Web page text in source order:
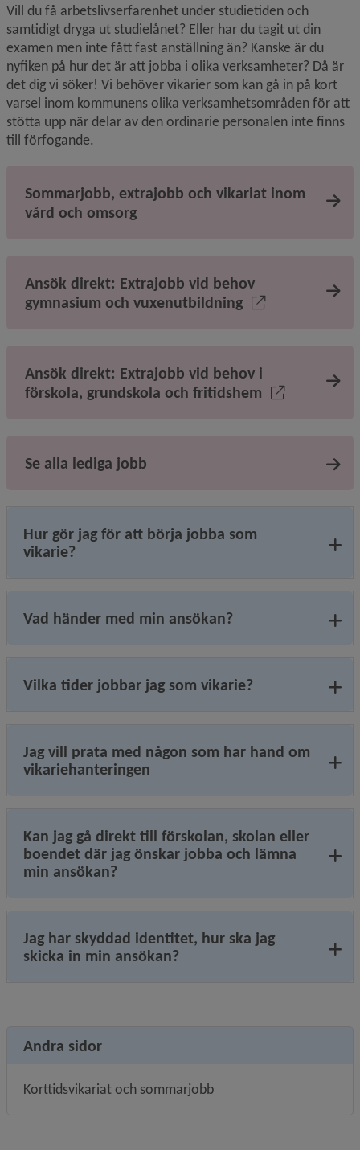
Vill du få arbetslivserfarenhet under studietiden och
samtidigt dryga ut studielånet? Eller har du tagit ut din
examen men inte fått fast anställning än? Kanske är du
nyfiken på hur det är att jobba i olika verksamheter? Då är
det dig vi söker! Vi behöver vikarier som kan gå in på kort
varsel inom kommunens olika verksamhetsområden för att
stötta upp när delar av den ordinarie personalen inte finns
till förfogande.
Sommarjobb, extrajobb och vikariat inom
vård och omsorg
Ansök direkt: Extrajobb vid behov
gymnasium och vuxenutbildning
Ansök direkt: Extrajobb vid behov i
förskola, grundskola och fritidshem
Se alla lediga jobb
Hur gör jag för att börja jobba som
vikarie?
Vad händer med min ansökan?
Vilka tider jobbar jag som vikarie?
Jag vill prata med någon som har hand om
vikariehanteringen
Kan jag gå direkt till förskolan, skolan eller
boendet där jag önskar jobba och lämna
min ansökan?
Jag har skyddad identitet, hur ska jag
skicka in min ansökan?
Andra sidor
Korttidsvikariat och sommarjobb